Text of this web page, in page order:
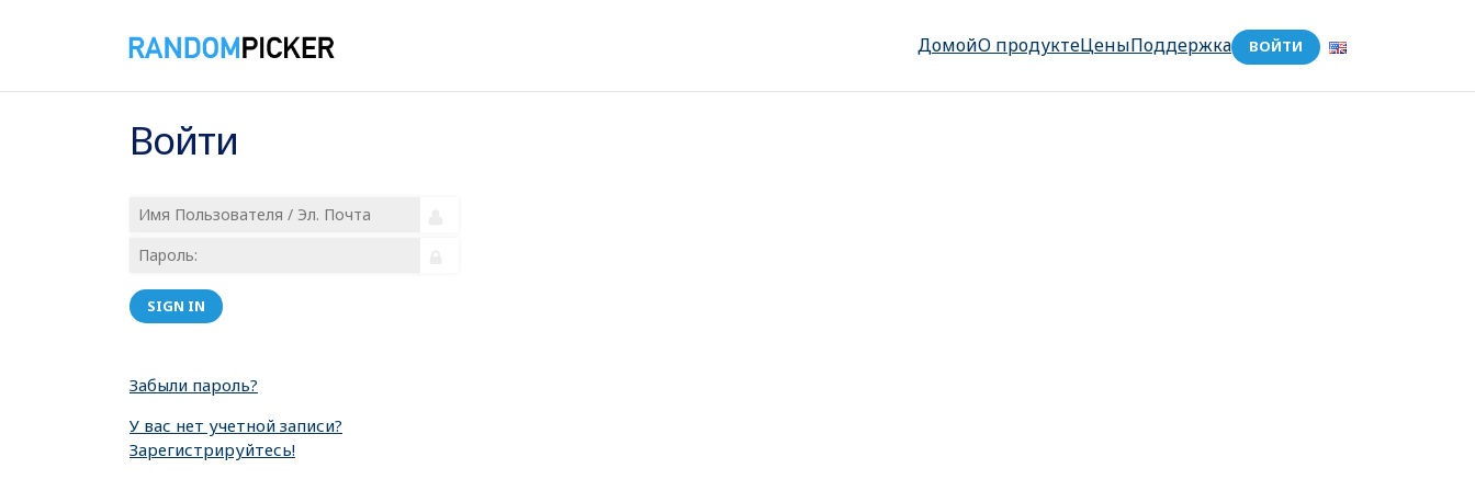
ДомойО продуктеЦеныПоддержка ВОЙТИ
Войти
SIGN IN
Забыли пароль?
У вас нет учетной записи?
Зарегистрируйтесь!